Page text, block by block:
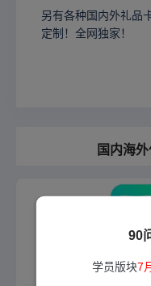
90
学员版块7
另有各种国内外礼品
定制！全网独家！
国内海